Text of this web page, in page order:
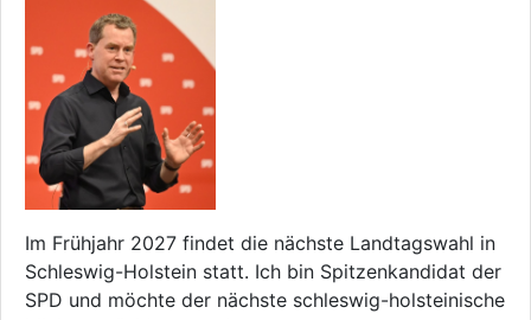
Im Frühjahr 2027 findet die nächste Landtagswahl in
Schleswig-Holstein statt. Ich bin Spitzenkandidat der
SPD und möchte der nächste schleswig-holsteinische